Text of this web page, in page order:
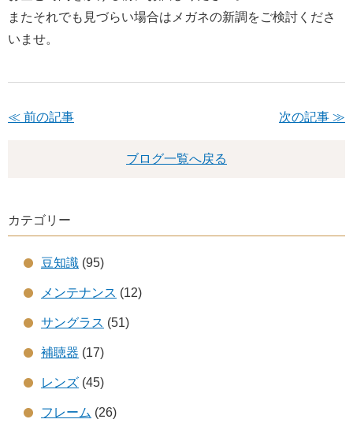
またそれでも見づらい場合はメガネの新調をご検討くださ
いませ。
≪ 前の記事 次の記事 ≫
ブログ一覧へ戻る
カテゴリー
豆知識 (95)
メンテナンス (12)
サングラス (51)
補聴器 (17)
レンズ (45)
フレーム (26)